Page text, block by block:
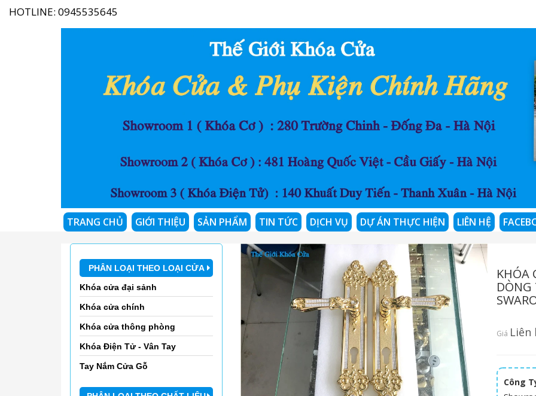
HOTLINE: 0945535645
TRANG CHỦ GIỚI THIỆU SẢN PHẨM TIN TỨC DỊCH VỤ DỰ ÁN THỰC HIỆN LIÊN HỆ
PHÂN LOẠI THEO LOẠI CỬA
Khóa cửa đại sảnh
Khóa cửa chính
Khóa cửa thông phòng
Khóa Điện Tử - Vân Tay
Tay Nắm Cửa Gỗ
KHÓA
DÒNG
Giá Liên
Công